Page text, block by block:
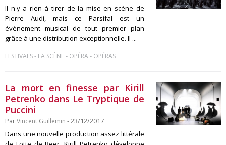
Il n'y a rien à tirer de la mise en scène de
Pierre Audi, mais ce Parsifal est un
événement musical de tout premier plan
grâce à une distribution exceptionnelle. Il ...
FESTIVALS- LA SCÈNE- OPÉRA- OPÉRAS
La mort en finesse par Kirill
Petrenko dans Le Tryptique de
Puccini
ParVincent Guillemin - 23/12/2017
Dans une nouvelle production assez littérale